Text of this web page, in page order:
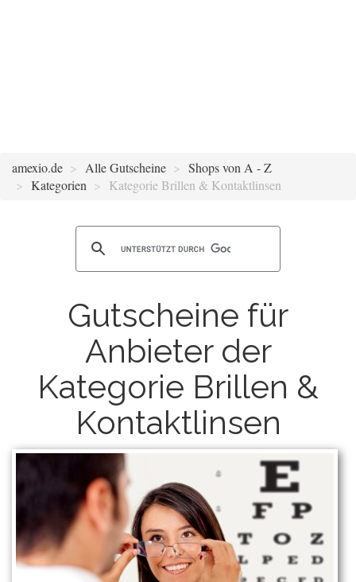
amexio.de Alle Gutscheine
Shops von A - Z
Kategorien
Kategorie Brillen & Kontaktlinsen
Gutscheine für
Anbieter der
Kategorie Brillen &
Kontaktlinsen